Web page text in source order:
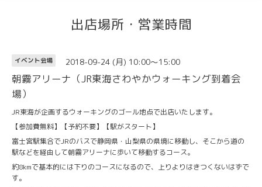
出店場所・営業時間
イベント会場 2018-09-24 (月) 10:00～15:00
朝霧アリーナ（JR東海さわやかウォーキング到着会
場）
JR東海が企画するウォーキングのゴール地点で出店いたします。
【参加費無料】【予約不要】【駅がスタート】
富士宮駅集合でJRのバスで静岡県・山梨県の県境に移動し、そこから道の
駅などを経由して朝霧アリーナに歩いて移動するコース。
約8kmで基本的には下りのコースになるので、上りよりはきつくないはずで
す。